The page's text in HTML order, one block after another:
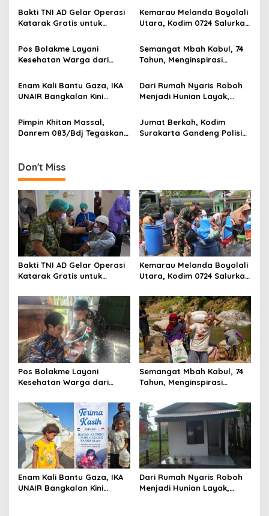
v
g
a
t
i
o
n
Bakti TNI AD Gelar Operasi
Katarak Gratis untuk
Kemarau Melanda Boyolali
Utara, Kodim 0724 Salurkan
Pos Bolakme Layani
Kesehatan Warga dari
Pegunungan
Semangat Mbah Kabul, 74
Tahun, Menginspirasi
Jembatan Garuda
Enam Kali Bantu Gaza, IKA
UNAIR Bangkalan Kini
10.000 Pengungsi
Dari Rumah Nyaris Roboh
Menjadi Hunian Layak,
Wujudkan Harapan Ibu Feri
Pimpin Khitan Massal,
Danrem 083/Bdj Tegaskan
Jumat Berkah, Kodim
Surakarta Gandeng Polisi
Don't Miss
Bakti TNI AD Gelar Operasi
Katarak Gratis untuk
Kemarau Melanda Boyolali
Utara, Kodim 0724 Salurkan
Pos Bolakme Layani
Kesehatan Warga dari
Pegunungan
Semangat Mbah Kabul, 74
Tahun, Menginspirasi
Jembatan Garuda
Enam Kali Bantu Gaza, IKA
UNAIR Bangkalan Kini
Dari Rumah Nyaris Roboh
Menjadi Hunian Layak,